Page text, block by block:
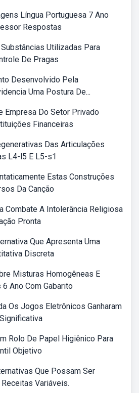
Língua Portuguesa 7 Ano
Respostas
Utilizadas Para
De Pragas
Desenvolvido Pela
Uma Postura De...
Empresa Do Setor Privado
Financeiras
Das Articulações
L4-l5 E L5-s1
Estas Construções
Da Canção
Combate A Intolerância Religiosa
Pronta
Que Apresenta Uma
Discreta
Misturas Homogêneas E
Ano Com Gabarito
Os Jogos Eletrônicos Ganharam
Rolo De Papel Higiênico Para
Objetivo
Que Possam Ser
Variáveis.